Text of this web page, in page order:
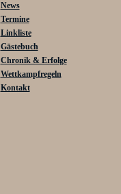
News
Termine
Linkliste
Gästebuch
Chronik & Erfolge
Wettkampfregeln
Kontakt